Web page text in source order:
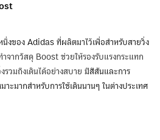
นึ่งของ Adidas ที่ผลิตมาไว้เพื่อสำหรับสายวิ่ง
ำจากวัสดุ Boost ช่วยให้รองรับแรงกระแทก
วมถึงเดินได้อย่างสบาย มีสีสันและการ
ะมากสำหรับการใช้เดินนานๆ ในต่างประเทศ